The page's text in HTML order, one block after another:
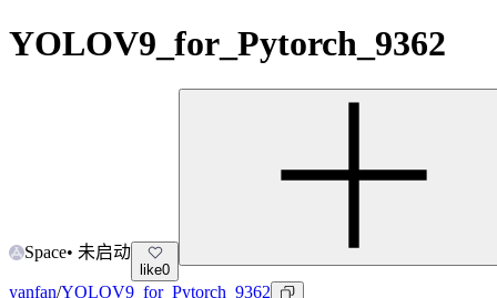
YOLOV9_for_Pytorch_9362
Space• 未启动
like0
yanfan/YOLOV9_for_Pytorch_9362